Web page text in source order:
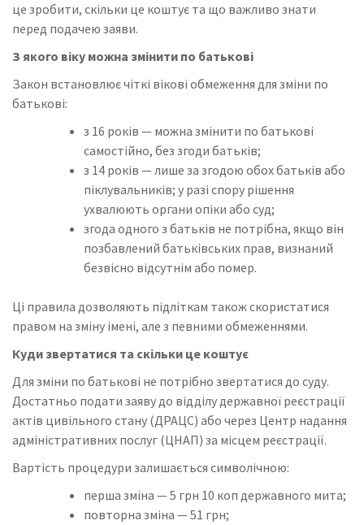
це зробити, скільки це коштує та що важливо знати
перед подачею заяви.
З якого віку можна змінити по батькові
Закон встановлює чіткі вікові обмеження для зміни по
батькові:
з 16 років — можна змінити по батькові
самостійно, без згоди батьків;
з 14 років — лише за згодою обох батьків або
піклувальників; у разі спору рішення
ухвалюють органи опіки або суд;
згода одного з батьків не потрібна, якщо він
позбавлений батьківських прав, визнаний
безвісно відсутнім або помер.
Ці правила дозволяють підліткам також скористатися
правом на зміну імені, але з певними обмеженнями.
Куди звертатися та скільки це коштує
Для зміни по батькові не потрібно звертатися до суду.
Достатньо подати заяву до відділу державної реєстрації
актів цивільного стану (ДРАЦС) або через Центр надання
адміністративних послуг (ЦНАП) за місцем реєстрації.
Вартість процедури залишається символічною:
перша зміна — 5 грн 10 коп державного мита;
повторна зміна — 51 грн;